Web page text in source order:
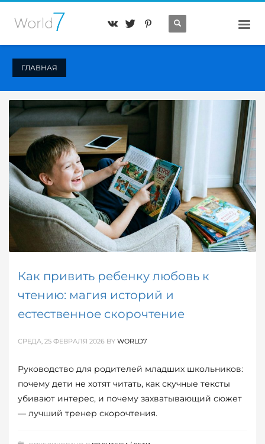
ГЛАВНАЯ
Как привить ребенку любовь к
чтению: магия историй и
естественное скорочтение
СРЕДА, 25 ФЕВРАЛЯ 2026 BY WORLD7
Руководство для родителей младших школьников:
почему дети не хотят читать, как скучные тексты
убивают интерес, и почему захватывающий сюжет
— лучший тренер скорочтения.